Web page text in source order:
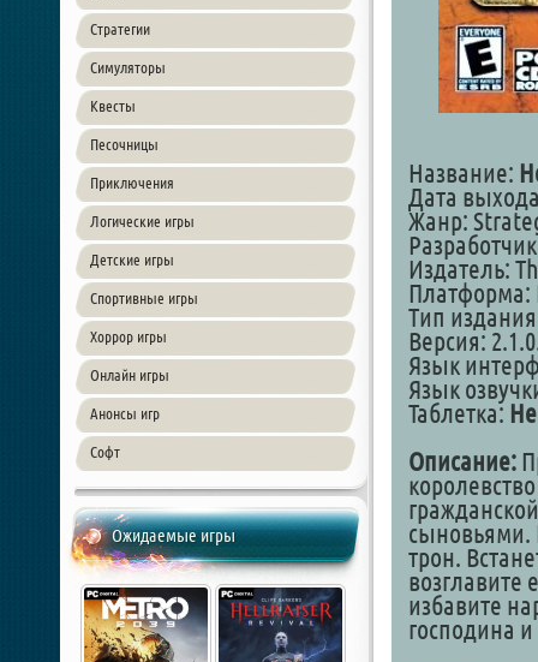
Стратегии
Симуляторы
Квесты
Песочницы
Приключения
Логические игры
Детские игры
Спортивные игры
Хоррор игры
Онлайн игры
Анонсы игр
Софт
Ожидаемые игры
Название:
Дата
Жанр:
Издатель:
Платформа:
Тип
Версия:
Язык
Язык
Таблетка:
Описание:
сыновьями.
трон.
возглавите
избавите
господина